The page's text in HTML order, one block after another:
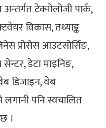
टेक्नोलोजी पार्क,
विकास, तथ्याङ्क
प्रोसेस आउटसोर्सिङ,
डेटा माइनिङ,
डिजाइन, वेब
लगानी पनि स्वचालित
।